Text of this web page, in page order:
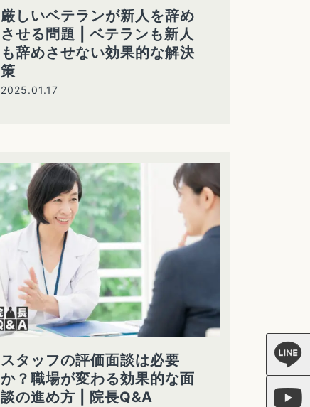
厳しいベテランが新人を辞め
させる問題 | ベテランも新人
も辞めさせない効果的な解決
策
2025.01.17
スタッフの評価面談は必要
か？職場が変わる効果的な面
談の進め方 | 院長Q&A